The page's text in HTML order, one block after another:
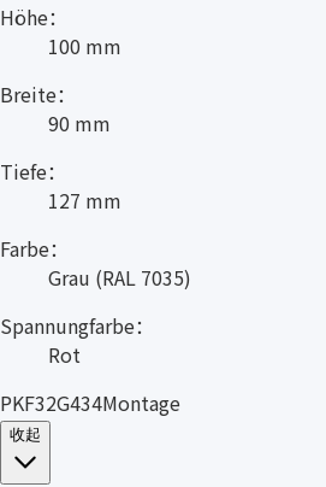
Höhe：
100 mm
Breite：
90 mm
Tiefe：
127 mm
Farbe：
Grau (RAL 7035)
Spannungfarbe：
Rot
PKF32G434Montage
收起